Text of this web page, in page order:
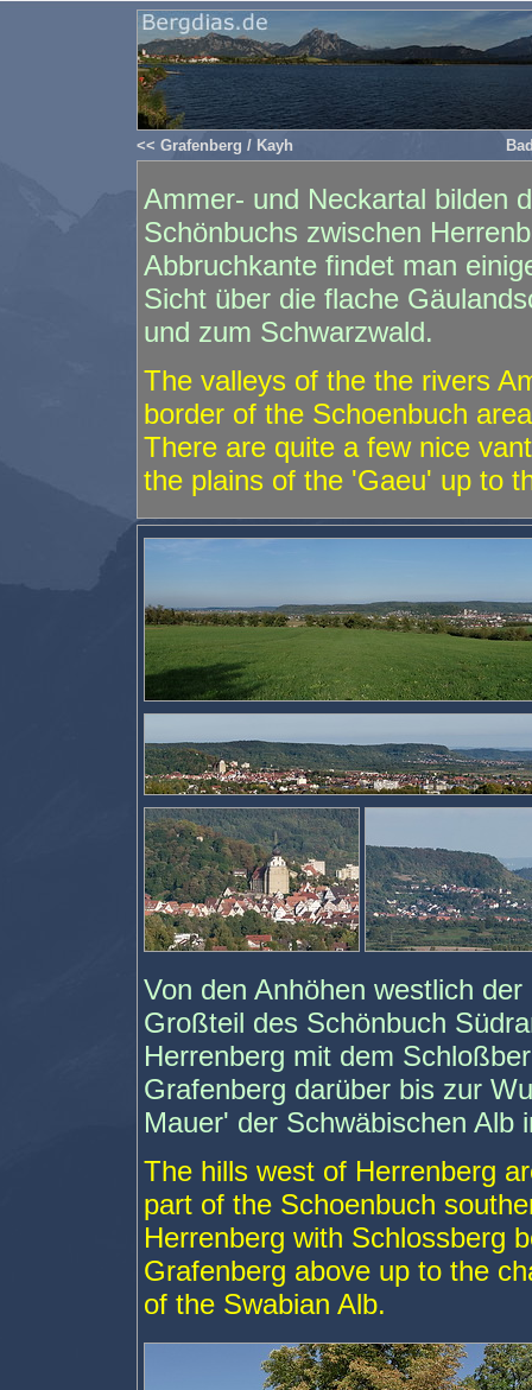
<< Grafenberg / Kayh
Ammer- und Neckartal bilden
Schönbuchs zwischen
Abbruchkante findet man
Sicht über die flache
und zum Schwarzwald.
The valleys of the the rivers
border of the Schoenbuch
There are quite a few nice
the plains of the 'Gaeu' up to
Von den Anhöhen westlich
Großteil des Schönbuch
Herrenberg mit dem
Grafenberg darüber bis zur
Mauer' der Schwäbischen Alb
The hills west of Herrenberg
part of the Schoenbuch
Herrenberg with Schlossberg
Grafenberg above up to the
of the Swabian Alb.